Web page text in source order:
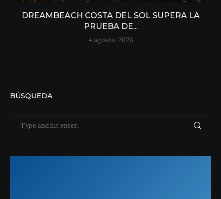
DREAMBEACH COSTA DEL SOL SUPERA LA
PRUEBA DE...
4 agosto, 2026
BÚSQUEDA